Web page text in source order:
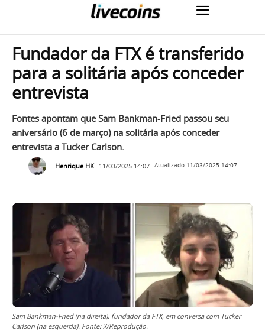
Fundador da FTX é transferido
para a solitária após conceder
entrevista
Fontes apontam que Sam Bankman-Fried passou seu
aniversário (6 de março) na solitária após conceder
entrevista a Tucker Carlson.
Henrique HK 11/03/2025 14:07 Atualizado 11/03/2025 14:07
Sam Bankman-Fried (na direita), fundador da FTX, em conversa com Tucker
Carlson (na esquerda). Fonte: X/Reprodução.